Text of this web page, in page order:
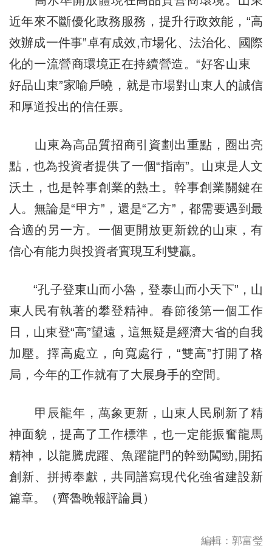
近年來不斷優化政務服務，提升行政效能，“高
效辦成一件事”卓有成效,市場化、法治化、國際
化的一流營商環境正在持續營造。“好客山東
好品山東”家喻戶曉，就是市場對山東人的誠信
和厚道投出的信任票。
山東為高品質招商引資劃出重點，圈出亮
點，也為投資者提供了一個“指南”。山東是人文
沃土，也是幹事創業的熱土。幹事創業關鍵在
人。無論是“甲方”，還是“乙方”，都需要遇到最
合適的另一方。一個更開放更新銳的山東，有
信心有能力與投資者實現互利雙贏。
“孔子登東山而小魯，登泰山而小天下”，山
東人民有執著的攀登精神。春節後第一個工作
日，山東登“高”望遠，這無疑是經濟大省的自我
加壓。擇高處立，向寬處行，“雙高”打開了格
局，今年的工作就有了大展身手的空間。
甲辰龍年，萬象更新，山東人民刷新了精
神面貌，提高了工作標準，也一定能振奮龍馬
精神，以龍騰虎躍、魚躍龍門的幹勁闖勁,開拓
創新、拼搏奉獻，共同譜寫現代化強省建設新
篇章。（齊魯晚報評論員）
編輯：郭富瑩